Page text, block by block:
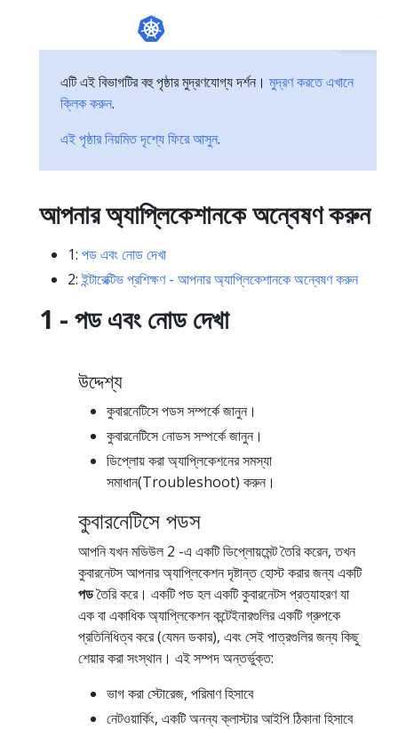
এটি এই বিভাগটির বহু পৃষ্ঠার মুদ্রণযোগ্য দর্শন। মুদ্রণ করতে এখানে
ক্লিক করুন.
এই পৃষ্ঠার নিয়মিত দৃশ্যে ফিরে আসুন.
আপনার অ্যাপ্লিকেশানকে অন্বেষণ করুন
1: পড এবং নোড দেখা
2:ইন্টারেক্টিভ প্রশিক্ষণ - আপনার অ্যাপ্লিকেশানকে অন্বেষণ করুন
1 - পড এবং নোড দেখা
উদ্দেশ্য
কুবারনেটিসে পডস সম্পর্কে জানুন।
কুবারনেটিসে নোডস সম্পর্কে জানুন।
ডিপ্লোয় করা অ্যাপ্লিকেশনের সমস্যা
সমাধান(Troubleshoot) করুন।
কুবারনেটিসে পডস
আপনি যখন মডিউল 2 -এ একটি ডিপ্লোয়মেন্ট তৈরি করেন, তখন
কুবারনেটস আপনার অ্যাপ্লিকেশন দৃষ্টান্ত হোস্ট করার জন্য একটি
পডতৈরি করে। একটি পড হল একটি কুবারনেটস প্রত্যাহরণ যা
এক বা একাধিক অ্যাপ্লিকেশন কন্টেইনারগুলির একটি গ্রুপকে
প্রতিনিধিত্ব করে (যেমন ডকার), এবং সেই পাত্রগুলির জন্য কিছু
শেয়ার করা সংস্থান। এই সম্পদ অন্তর্ভুক্ত:
ভাগ করা স্টোরেজ, পরিমাণ হিসাবে
নেটওয়ার্কিং, একটি অনন্য ক্লাস্টার আইপি ঠিকানা হিসাবে